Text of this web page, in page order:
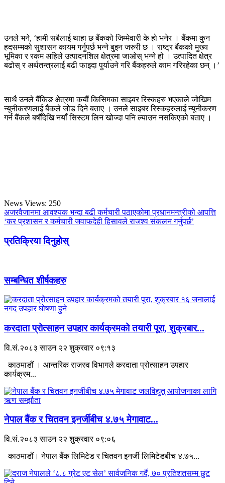
उनले भने, ‘हामी सबैलाई थाहा छ बैंकको जिम्मेवारी के हो भनेर । बैंकमा कुन
हदसम्मको सुशासन कायम गर्नुपर्छ भन्ने बुझ्न जरुरी छ । राष्ट्र बैंकको मुख्य
भूमिका र रकम अहिले उत्पादनशिल क्षेत्रमा जाओस् भन्ने हो । उत्पादित क्षेत्र
बढोस् र अर्थतन्त्रलाई बढी फाइदा पुर्याउने गरि बैंकहरुले काम गरिरहेका छन् ।’
साथै उनले बैंकिङ क्षेत्रमा कयौं किसिमका साइबर रिस्कहरु भएकाले जोखिम
न्यूनीकरणलाई बैंकले जोड दिने बताए । उनले साइबर रिस्कहरुलाई न्यूनीकरण
गर्न बैंकले बर्षौंदेखि नयाँ सिस्टम लिन खोज्दा पनि ल्याउन नसकिएको बताए ।
News Views: 250
अजरवैजानमा आवश्यक भन्दा बढी कर्मचारी पठाएकोमा प्रधानमन्त्रीको आपत्ति
‘कर प्रशासन र कर्मचारी जवाफदेही हिसावले राजश्व संकलन गर्नुपर्छ’
प्रतिक्रिया दिनुहोस्
सम्बन्धित शीर्षकहरु
करदाता प्रोत्साहन उपहार कार्यक्रमको तयारी पूरा, शुक्रबार...
वि.सं.२०८३ साउन २२ शुक्रवार ०९:१३
काठमाडौं । आन्तरिक राजस्व विभागले करदाता प्रोत्साहन उपहार
कार्यक्रम...
नेपाल बैंक र चितवन इनर्जीबीच ४.७५ मेगावाट...
वि.सं.२०८३ साउन २२ शुक्रवार ०९:०६
काठमाडौं। नेपाल बैंक लिमिटेड र चितवन इनर्जी लिमिटेडबीच ४.७५...